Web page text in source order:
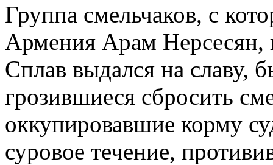
Группа смельчаков, с
Армения Арам Нерсесян,
Сплав выдался на славу,
грозившиеся сбросить
оккупировавшие корму
суровое течение,